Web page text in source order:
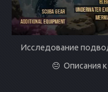
Исследование
Описания